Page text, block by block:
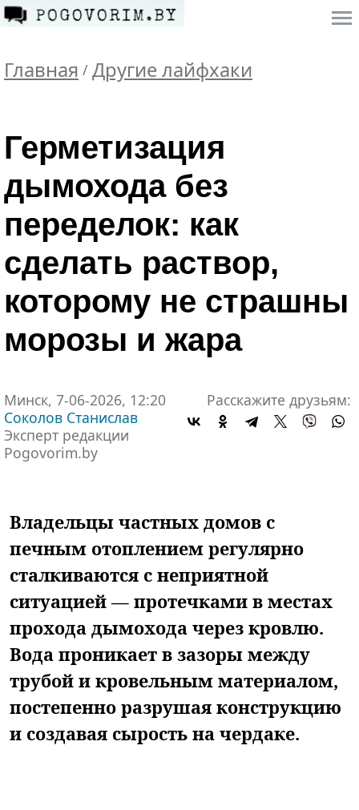
Главная / Другие лайфхаки
Герметизация
дымохода без
переделок: как
сделать раствор,
которому не страшны
морозы и жара
Минск, 7-06-2026, 12:20
Соколов Станислав
Эксперт редакции
Pogovorim.by
Расскажите друзьям:
Владельцы частных домов с
печным отоплением регулярно
сталкиваются с неприятной
ситуацией — протечками в местах
прохода дымохода через кровлю.
Вода проникает в зазоры между
трубой и кровельным материалом,
постепенно разрушая конструкцию
и создавая сырость на чердаке.